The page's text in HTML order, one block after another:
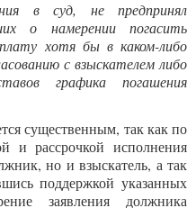
в суд, не предпринял
о намерении погасить
хотя бы в каком-либо
с взыскателем либо
графика погашения
существенным, так как по
рассрочкой исполнения
но и взыскатель, а так
поддержкой указанных
заявления должника